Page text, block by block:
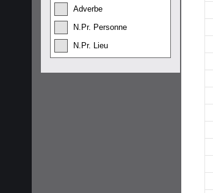
Adverbe
N.Pr. Personne
N.Pr. Lieu